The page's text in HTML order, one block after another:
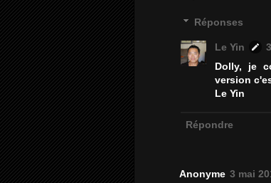
Réponses
Le Yin
Dolly, je
version
Le Yin
Répondre
Anonyme 3 mai